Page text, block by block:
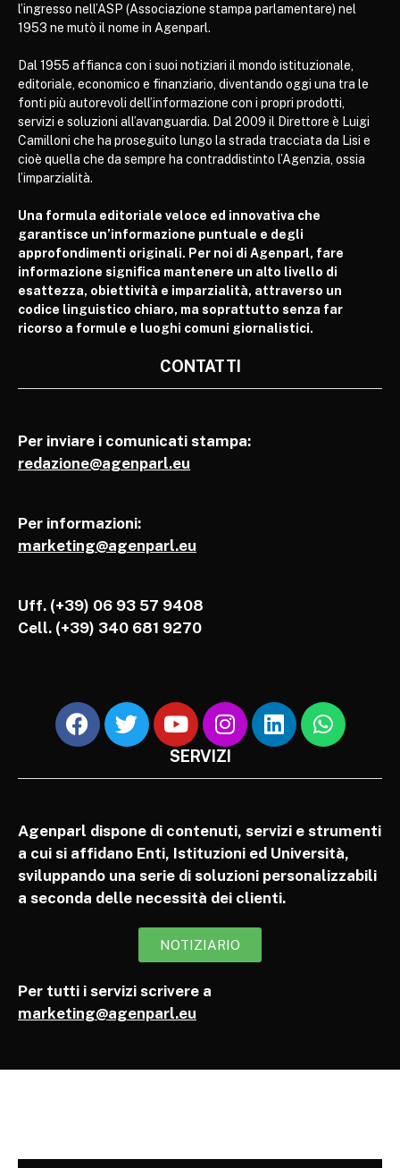
l’ingresso nell’ASP (Associazione stampa parlamentare) nel
1953 ne mutò il nome in Agenparl.
Dal 1955 affianca con i suoi notiziari il mondo istituzionale,
editoriale, economico e finanziario, diventando oggi una tra le
fonti più autorevoli dell’informazione con i propri prodotti,
servizi e soluzioni all’avanguardia. Dal 2009 il Direttore è Luigi
Camilloni che ha proseguito lungo la strada tracciata da Lisi e
cioè quella che da sempre ha contraddistinto l’Agenzia, ossia
l’imparzialità.
Una formula editoriale veloce ed innovativa che
garantisce un’informazione puntuale e degli
approfondimenti originali. Per noi di Agenparl, fare
informazione significa mantenere un alto livello di
esattezza, obiettività e imparzialità, attraverso un
codice linguistico chiaro, ma soprattutto senza far
ricorso a formule e luoghi comuni giornalistici.
CONTATTI
Per inviare i comunicati stampa:
redazione@agenparl.eu
Per informazioni:
marketing@agenparl.eu
Uff. (+39) 06 93 57 9408
Cell. (+39) 340 681 9270
SERVIZI
Agenparl dispone di contenuti, servizi e strumenti
a cui si affidano Enti, Istituzioni ed Università,
sviluppando una serie di soluzioni personalizzabili
a seconda delle necessità dei clienti.
NOTIZIARIO
Per tutti i servizi scrivere a
marketing@agenparl.eu